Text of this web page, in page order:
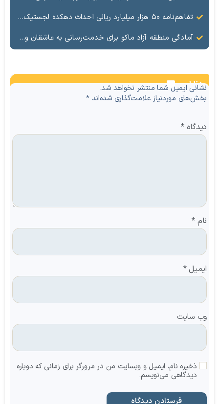
تفاهم‌نامه ۵۰ هزار میلیارد ریالی احداث دهکده لجستیک ماکو امضا شد
آمادگی منطقه آزاد ماکو برای خدمت‌رسانی به عاشقان ولایت در آیین وداع و تشییع قائد امت
نظرات
نشانی ایمیل شما منتشر نخواهد شد.
بخش‌های موردنیاز علامت‌گذاری شده‌اند*
دیدگاه*
نام *
ایمیل*
وب‌ سایت
ذخیره نام، ایمیل و وبسایت من در مرورگر برای زمانی که دوباره
دیدگاهی می‌نویسم.